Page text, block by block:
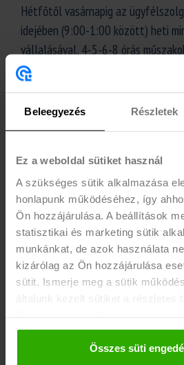
Beleegyezés Részletek
Ez a weboldal sütiket használ
A szükséges sütik alkalmazása
honlapunk működéséhez, így
Ön hozzájárulása. A beállítások
statisztikai és marketing sütik
munkánkat, de azok használata
kizárólag az Ön hozzájárulása
sütit. Ismerje meg a sütik
általunk kezelt sütiket a részletes
hozzájárulását a weboldalunk
tájékoztató" feliratra kattintva.
Összes süti
Hétfőtől vasárnapig az
idejében (9:00-1:00 között) heti
vállalásával, 4-5-6-8 órás
ebédidőben illetve vacsoraidőben!
éjszakai műszakoknál home office
ELVÁRÁS
• Nappali tagozatos hallgatói
alatt passzív
• Középfokú angol ÉS német
ismerete szükséges!)
• Kiemelkedő kommunikációs
• Türelmes és empatikus hozzáállás
• Többségében esti és hétvégi
• Sulihoz igazítható rugalmas